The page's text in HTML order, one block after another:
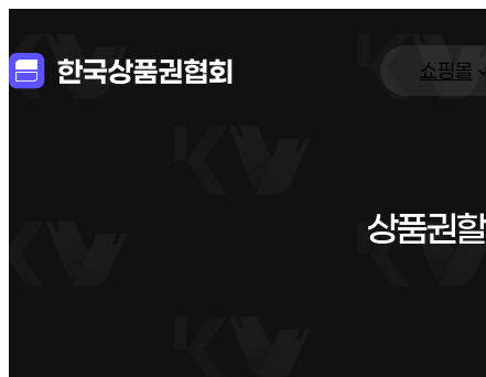
쇼핑몰
상품권